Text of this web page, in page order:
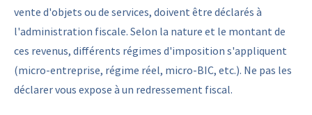
vente d'objets ou de services, doivent être déclarés à
l'administration fiscale. Selon la nature et le montant de
ces revenus, différents régimes d'imposition s'appliquent
(micro-entreprise, régime réel, micro-BIC, etc.). Ne pas les
déclarer vous expose à un redressement fiscal.